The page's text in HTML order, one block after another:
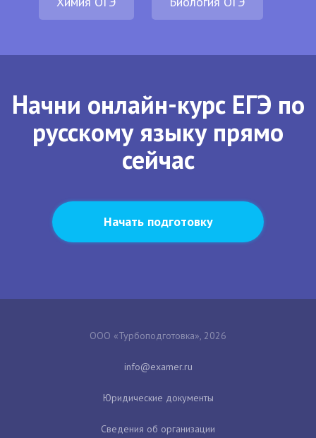
Начни онлайн-курс ЕГЭ по
русскому языку прямо
сейчас
Начать подготовку
ООО «Турбоподготовка», 2026
Юридические документы
Сведения об организации